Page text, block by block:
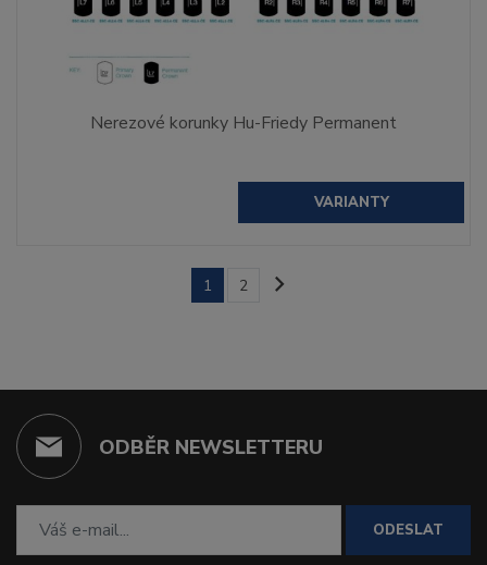
Nerezové korunky Hu-Friedy Permanent
VARIANTY
1 2
ODBĚR NEWSLETTERU
ODESLAT